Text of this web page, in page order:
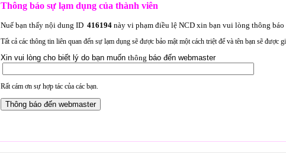
Thông báo sự lạm dụng của thành viên
Nuế bạn thấy nội dung ID 416194 này vi phạm điều lệ NCD xin bạn vui lòng thông báo
Tất cả các thông tin liên quan đến sự lạm dụng sẽ được bảo mật một cách triệt để và tên bạn sẽ được
Xin vui lòng cho biết lý do bạn muốn thông báo đến webmaster
Rất cám ơn sự hợp tác của các bạn.